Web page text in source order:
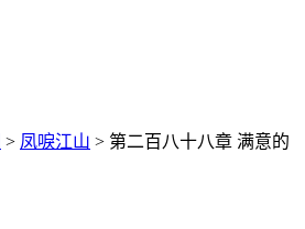
> 凤唳江山 > 第二百八十八章 满意的